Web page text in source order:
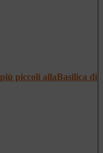
piccoli allaBasilica di